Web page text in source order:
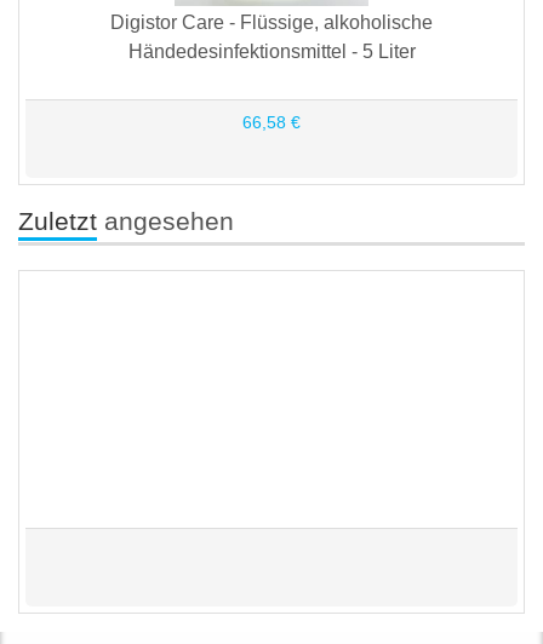
Digistor Care - Flüssige, alkoholische
Händedesinfektionsmittel - 5 Liter
66,58 €
Zuletzt angesehen